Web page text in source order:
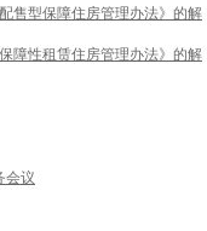
售型保障住房管理办法》的解
障性租赁住房管理办法》的解
会议